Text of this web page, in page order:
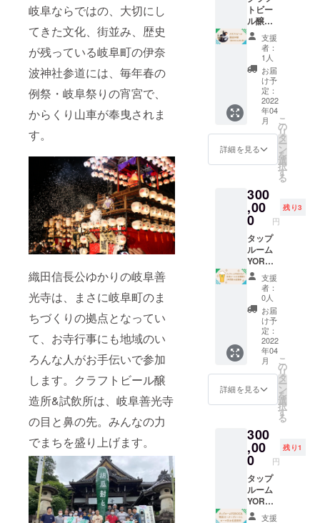
岐阜ならではの、大切にし
てきた文化、街並み、歴史
が残っている岐阜町の伊奈
波神社参道には、毎年春の
例祭・岐阜祭りの宵宮で、
からくり山車が奉曳されま
す。
織田信長公ゆかりの岐阜善
光寺は、まさに岐阜町のま
ちづくりの拠点となってい
て、お寺行事にも地域のい
ろんな人がお手伝いで参加
します。クラフトビール醸
造所&試飲所は、岐阜善光寺
の目と鼻の先。みんなの力
でまちを盛り上げます。
料、
ビール
を入れ
ても吹
きこぼ
れるこ
ともあ
りませ
ん。 36
時間の
保冷、
18時間
の保温
が可能
です。
様 サイ
ズ：直
径 75／
高さ
270(m
m) 口
径：
44(mm)
重
量：
349g カ
ラー：
ジュエ
リーブ
ルー/ラ
イラッ
クパー
プル/
ファイ
ヤー
ティ
ファ
ニーグ
リーン/
オニキ
スブ
ラック/
マット
下で保
存して
くださ
い アレ
ルギー
表示：
該当な
トリ
ガーを
引くと
瞬時に
ロッ
ク。
キャッ
プは、
二重密
閉構造
で、抜
群の保
冷効果
を発揮
リンク
漏れも
ありま
せん。
さら
に、炭
酸の内
圧を逃
す仕組
みを実
装した
革新的
な設計
思想で
作られ
ていま
す。ス
リング
ウォー
どの炭
酸飲
料、
ビール
を入れ
ても吹
きこぼ
れるこ
ともあ
3月31日
までで
す。
字で記
載させ
ていた
だきま
す。 そ
の他の
文字を
ご希望
の方
は、備
考欄に
ご記入
いただ
後日
メール
にてお
知らせ
くださ
い。
（全角
の場合
10文
字、半
角の場
合20文
字程度
まで）
12日）
となり
ます。
※開店後
のタッ
プルー
YOROC
Aは、週
末を中
心とし
てオー
プンの
ン日は
webサ
イト等
でお知
らせし
ます。
※岐阜麦
酒醸造
のイベ
ント出
店店舗
ではご
利用で
きませ
ん。 ※
ご利用
可能な
期間
3月31日
までで
す。
社名な
ど）を
A3サイ
ズのプ
レート
に順に
刻印し
て店内
に飾ら
せてい
ただき
ます。
（支援
者多数
の場合
レート
サイズ
を変更
する場
合があ
りま
す）
【大サ
イズ】
(枠)縦
42mm×
297mm
(文字)縦
13mm×
横幅は
文字数
により
変動 原
援者の
方のお
名前を
ローマ
字で記
載させ
ていた
だきま
み込み
ます プ
ロジェ
クトメ
ンバー
の心に
も刻み
込まれ
す！！
タップ
ルーム
YOROC
Aはもは
やあな
宅で
す！！
！ ●
オー
ナープ
レート
お好き
な文字
（お名
前、
ニック
ネー
ム、会
社名な
ど）を
A4サイ
ズのプ
レート
に順に
刻印し
に飾ら
せてい
ただき
ます。
（支援
者多数
の場合
はプ
トビー
ル醸造
体験
（瓶50
本をお
届
け）
クラフ
トビー
ルの醸
造体験
をお楽
しみい
ただけ
芽を挽
くとこ
ろか
ら、
マッシ
ング、
煮込
み…
と、
ビール
の仕込
みを全
て一緒
に行っ
ていた
だけま
す ご自
身で仕
込んだ
ビール
瓶詰め
にして
お届
け、自
分で仕
込んだ
ビール
は一味
支援
者：
1人
お届
け予
定：
2022
年04
月
詳細を見る
こ
の
リ
タ
ー
ン
を
選
択
す
る
300
,00
0 円
残り3
タップ
ルーム
YOROC
Aで岐阜
ビール
の全種
類を1年
間飲み
放題
券
間、
タップ
ルーム
YOROC
Aで岐阜
をお好
きなだ
けお楽
しみい
ただけ
ます。
定番モ
ノはも
支援
者：
0人
お届
け予
定：
2022
年04
月
詳細を見る
こ
の
リ
タ
ー
ン
を
選
択
す
る
300
,00
0 円
残り1
タップ
ルーム
YOROC
A特別
支援